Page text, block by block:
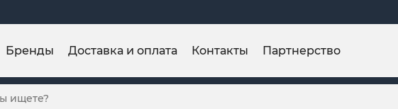
Бренды Доставка и оплата Контакты Партнерство